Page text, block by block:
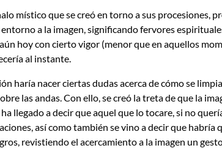
místico que se creó en torno a sus procesiones,
a la imagen, significando fervores
hoy con cierto vigor (menor que en aquellos
al instante.
haría nacer ciertas dudas acerca de cómo se
las andas. Con ello, se creó la treta de que la
llegado a decir que aquel que lo tocare, si no
así como también se vino a decir que habría
revistiendo el acercamiento a la imagen un